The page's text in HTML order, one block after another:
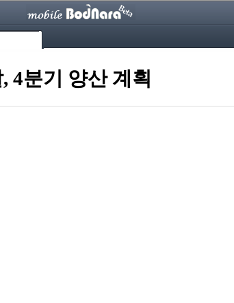
4분기 양산 계획